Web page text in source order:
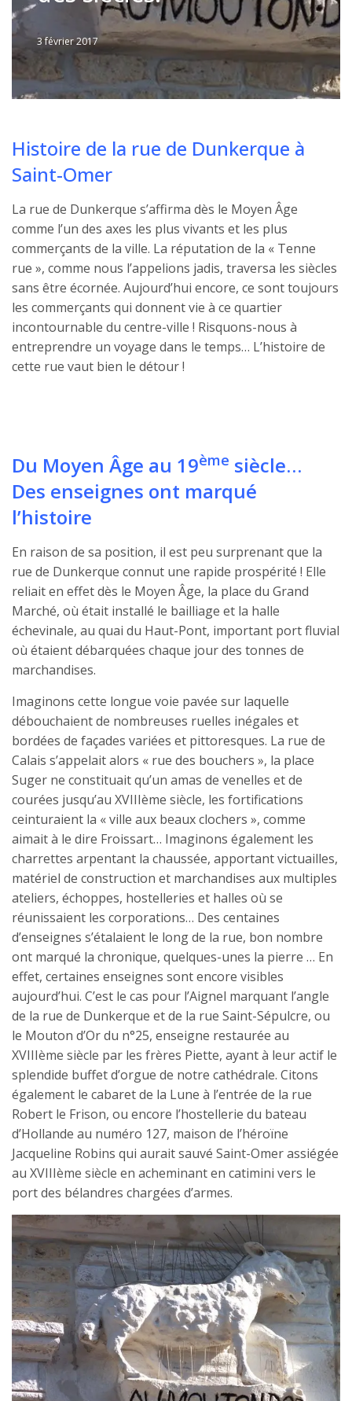
Written
Jérémie
3 février 2017
Histoire de la rue de Dunkerque à
Saint-Omer
La rue de Dunkerque s’affirma dès le Moyen Âge
comme l’un des axes les plus vivants et les plus
commerçants de la ville. La réputation de la « Tenne
rue », comme nous l’appelions jadis, traversa les siècles
sans être écornée. Aujourd’hui encore, ce sont toujours
les commerçants qui donnent vie à ce quartier
incontournable du centre-ville ! Risquons-nous à
entreprendre un voyage dans le temps… L’histoire de
cette rue vaut bien le détour !
Du Moyen Âge au 19ème siècle…
Des enseignes ont marqué
l’histoire
En raison de sa position, il est peu surprenant que la
rue de Dunkerque connut une rapide prospérité ! Elle
reliait en effet dès le Moyen Âge, la place du Grand
Marché, où était installé le bailliage et la halle
échevinale, au quai du Haut-Pont, important port fluvial
où étaient débarquées chaque jour des tonnes de
marchandises.
Imaginons cette longue voie pavée sur laquelle
débouchaient de nombreuses ruelles inégales et
bordées de façades variées et pittoresques. La rue de
Calais s’appelait alors « rue des bouchers », la place
Suger ne constituait qu’un amas de venelles et de
courées jusqu’au XVIIIème siècle, les fortifications
ceinturaient la « ville aux beaux clochers », comme
aimait à le dire Froissart… Imaginons également les
charrettes arpentant la chaussée, apportant victuailles,
matériel de construction et marchandises aux multiples
ateliers, échoppes, hostelleries et halles où se
réunissaient les corporations… Des centaines
d’enseignes s’étalaient le long de la rue, bon nombre
ont marqué la chronique, quelques-unes la pierre … En
effet, certaines enseignes sont encore visibles
aujourd’hui. C’est le cas pour l’Aignel marquant l’angle
de la rue de Dunkerque et de la rue Saint-Sépulcre, ou
le Mouton d’Or du n°25, enseigne restaurée au
XVIIIème siècle par les frères Piette, ayant à leur actif le
splendide buffet d’orgue de notre cathédrale. Citons
également le cabaret de la Lune à l’entrée de la rue
Robert le Frison, ou encore l’hostellerie du bateau
d’Hollande au numéro 127, maison de l’héroïne
Jacqueline Robins qui aurait sauvé Saint-Omer assiégée
au XVIIIème siècle en acheminant en catimini vers le
port des bélandres chargées d’armes.